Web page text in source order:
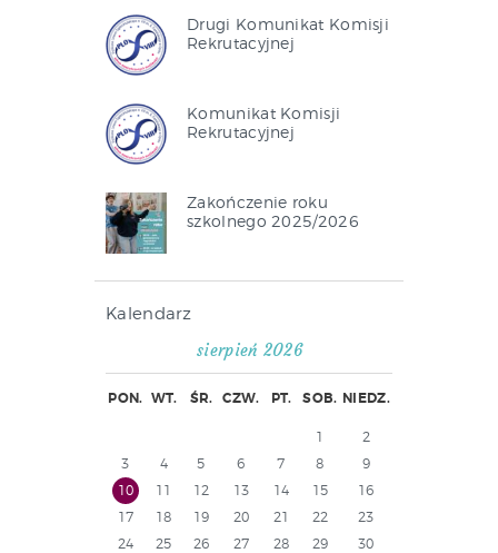
Drugi Komunikat Komisji
Rekrutacyjnej
Komunikat Komisji
Rekrutacyjnej
Zakończenie roku
szkolnego 2025/2026
Kalendarz
sierpień 2026
PON. WT. ŚR. CZW. PT. SOB. NIEDZ.
1
2
3
4 5 6 7 8
9
10
11 12 13 14 15
16
17
18 19 20 21 22
23
24
25 26 27 28 29
30